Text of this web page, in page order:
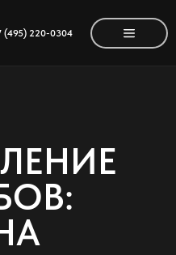
(495) 220-0304